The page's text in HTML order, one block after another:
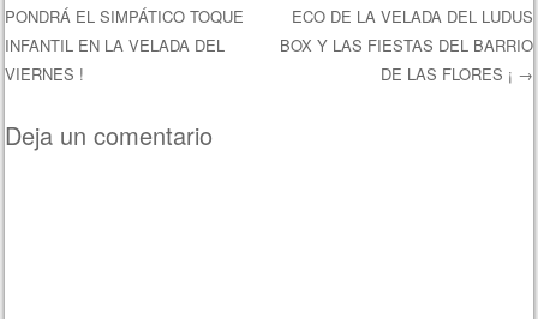
Navegación de entradas
PONDRÁ EL SIMPÁTICO TOQUE
INFANTIL EN LA VELADA DEL
VIERNES !
ECO DE LA VELADA DEL LUDUS
BOX Y LAS FIESTAS DEL BARRIO
DE LAS FLORES ¡ →
Deja un comentario